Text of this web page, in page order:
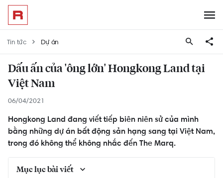
Tin tức Dự án
Dấu ấn của 'ông lớn' Hongkong Land tại
Việt Nam
06/04/2021
Hongkong Land đang viết tiếp biên niên sử của mình
bằng những dự án bất động sản hạng sang tại Việt Nam,
trong đó không thể không nhắc đến The Marq.
Mục lục bài viết